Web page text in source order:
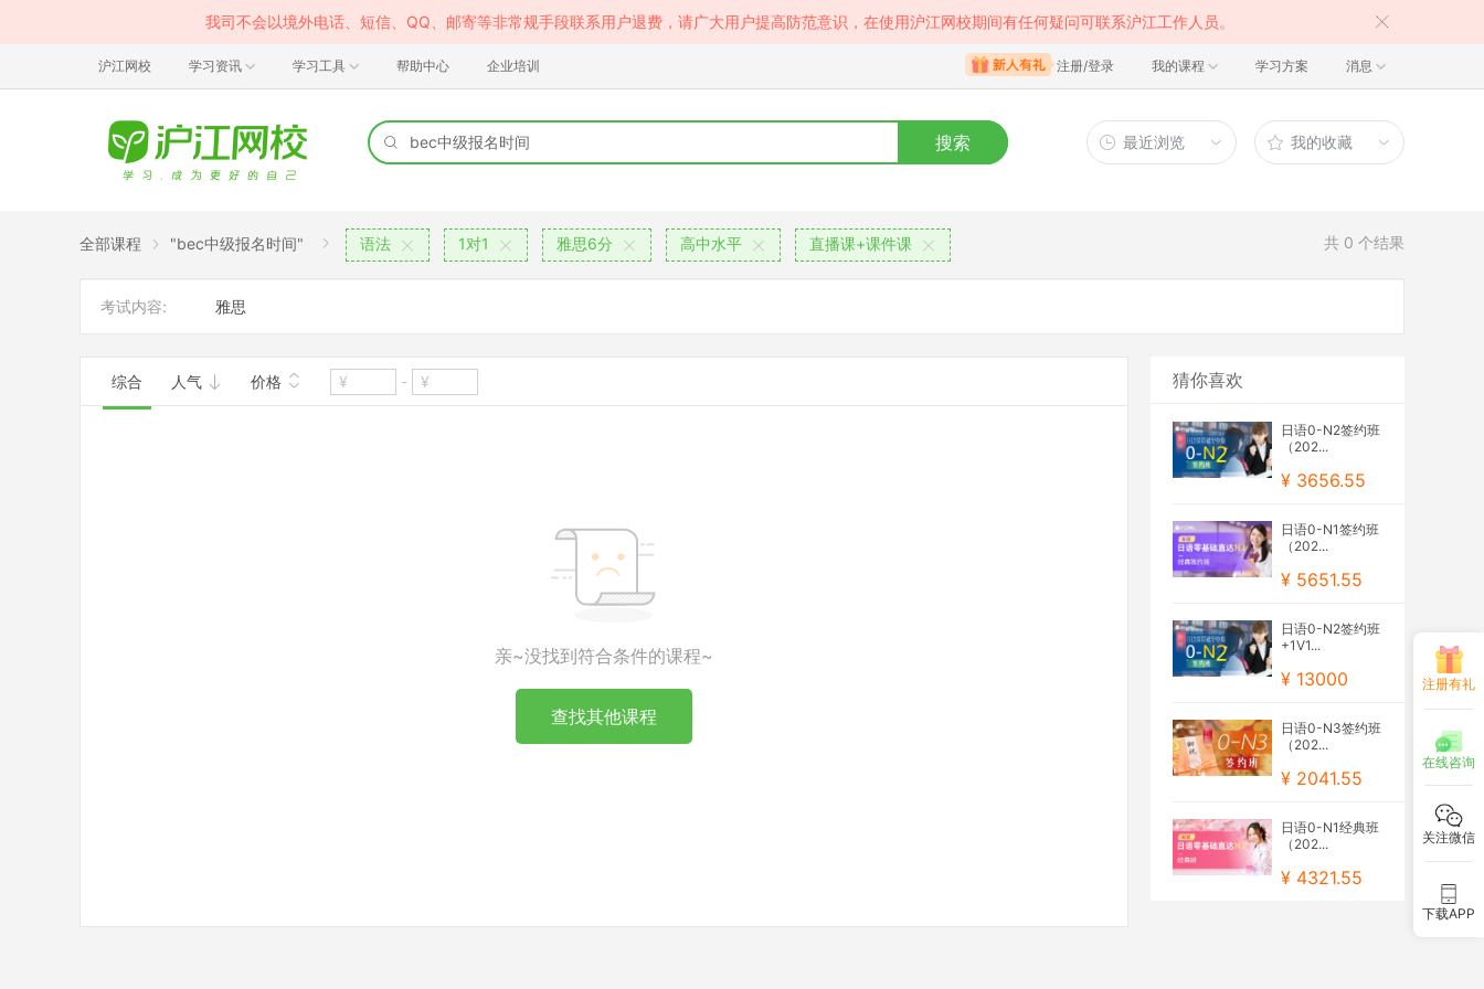
我司不会以境外电话、短信、QQ、邮寄等非常规手段联系用户退费，请广大用户提高防范意识，在使用沪江网校期间有任何疑问可联系沪江工作人员。
沪江网校 学习资讯 学习工具 帮助中心 企业培训 注册/登录 我的课程 学习方案 消息
搜索 最近浏览 我的收藏
全部课程 "bec中级报名时间" 语法 1对1 雅思6分 高中水平 直播课+课件课 共 0 个结果
考试内容: 雅思
综合 人气 价格 -
亲~没找到符合条件的课程~
查找其他课程
猜你喜欢
日语0-N2签约班
（202...
¥ 3656.55
日语0-N1签约班
（202...
¥ 5651.55
日语0-N2签约班
+1V1...
¥ 13000
日语0-N3签约班
（202...
¥ 2041.55
日语0-N1经典班
（202...
¥ 4321.55
注册有礼
在线咨询
关注微信
下载APP